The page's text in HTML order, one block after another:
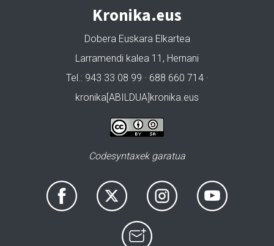
Kronika.eus
Dobera Euskara Elkartea
Larramendi kalea 11, Hernani
Tel.: 943 33 08 99 · 688 660 714 ·
kronika[ABILDUA]kronika.eus
Codesyntaxek garatua